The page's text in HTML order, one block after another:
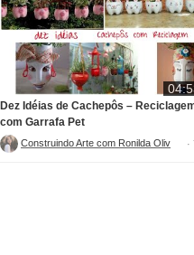
TUDOPLANTA ARTESANATO COM CIMENTO
Dez Idéias de Cachepôs –
com Garrafa Pet
·